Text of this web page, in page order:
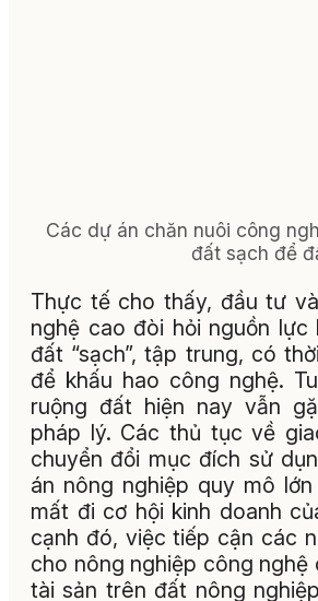
Các dự án chăn nuôi công
đất sạch để
Thực tế cho thấy, đầu tư
nghệ cao đòi hỏi nguồn
đất “sạch”, tập trung, có
để khấu hao công nghệ.
ruộng đất hiện nay vẫn
pháp lý. Các thủ tục về
chuyển đổi mục đích sử
án nông nghiệp quy mô
mất đi cơ hội kinh doanh
cạnh đó, việc tiếp cận các
cho nông nghiệp công
tài sản trên đất nông